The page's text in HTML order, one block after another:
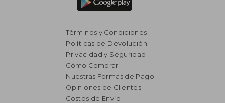
Términos y Condiciones
Políticas de Devolución
Privacidad y Seguridad
Cómo Comprar
Nuestras Formas de Pago
Opiniones de Clientes
Costos de Envío